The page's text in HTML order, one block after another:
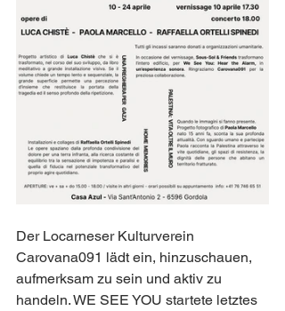
Der Locarneser Kulturverein
Carovana091 lädt ein, hinzuschauen,
aufmerksam zu sein und aktiv zu
handeln. WE SEE YOU startete letztes